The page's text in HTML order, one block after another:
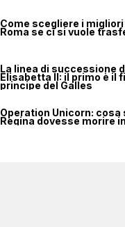
Come scegliere i
Roma se ci si vuole
La linea di successione
Elisabetta II: il primo è il
principe del Galles
Operation Unicorn: cosa
Regina dovesse morire